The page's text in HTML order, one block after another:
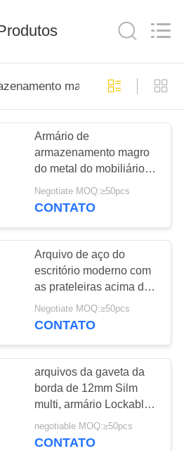
aço do
194
aço do
198
de arquivo
escritório
54
magro do metal
Armário de
armazenamento magro
do metal do mobiliário
de escritório, armário de
aço de 2 portas com
Negotiate MOQ:≥50pcs
CONTATO
Arquivo de aço do
escritório moderno com
as prateleiras acima do
punho verde de três
gavetas
Negotiate MOQ:≥50pcs
CONTATO
arquivos da gaveta da
borda de 12mm Silm
multi, armário Lockable
do escritório
negotiable MOQ:≥50pcs
CONTATO